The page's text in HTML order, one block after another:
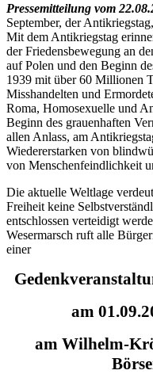
Pressemitteilung vom
September, der
Mit dem Antikriegstag
der Friedensbewegung an
auf Polen und den Beginn
1939 mit über 60 Millionen
Misshandelten und
Roma, Homosexuelle und
Beginn des grauenhaften
allen Anlass, am
Wiedererstarken von
von Menschenfeindlichkeit
Die aktuelle Weltlage
Freiheit keine
entschlossen verteidigt
Wesermarsch ruft alle
einer
am
am Wilhelm-